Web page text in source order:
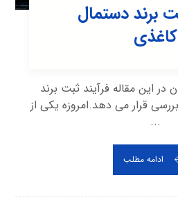
برند دستمال
کاغذی
این مقاله فرآیند ثبت برند
قرار می دهد.امروزه یکی از
...
ادامه مطلب